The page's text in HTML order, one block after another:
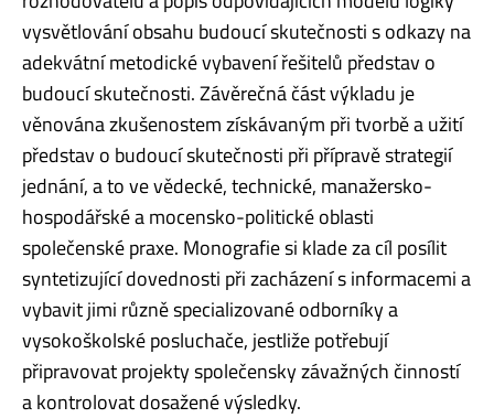
vysvětlování obsahu budoucí skutečnosti s odkazy na
adekvátní metodické vybavení řešitelů představ o
budoucí skutečnosti. Závěrečná část výkladu je
věnována zkušenostem získávaným při tvorbě a užití
představ o budoucí skutečnosti při přípravě strategií
jednání, a to ve vědecké, technické, manažersko-
hospodářské a mocensko-politické oblasti
společenské praxe. Monografie si klade za cíl posílit
syntetizující dovednosti při zacházení s informacemi a
vybavit jimi různě specializované odborníky a
vysokoškolské posluchače, jestliže potřebují
připravovat projekty společensky závažných činností
a kontrolovat dosažené výsledky.